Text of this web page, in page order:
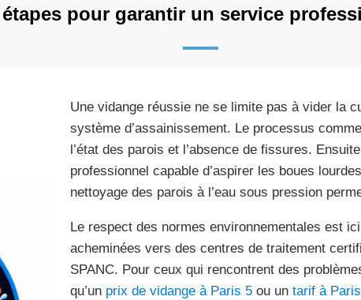
pour garantir un service
Une vidange réussie ne se limite pas à vider la
système d’assainissement. Le processus
l’état des parois et l’absence de fissures.
professionnel capable d’aspirer les boues
nettoyage des parois à l’eau sous pression
Le respect des normes environnementales est
acheminées vers des centres de traitement
SPANC. Pour ceux qui rencontrent des
qu’un prix de vidange à Paris 5ou un tarif à